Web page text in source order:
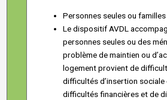
Personnes seules ou familles
Le dispositif AVDL
personnes seules ou des
problème de maintien ou
logement provient de
difficultés d’insertion sociale
difficultés financières et de